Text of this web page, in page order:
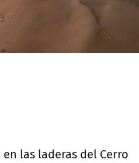
las laderas del Cerro